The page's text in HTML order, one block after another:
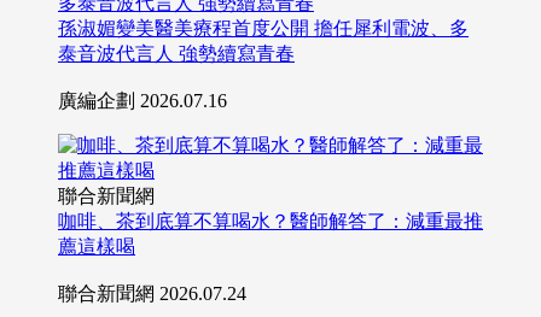
孫淑媚變美醫美療程首度公開 擔任犀利電波、多
泰音波代言人 強勢續寫青春
廣編企劃 2026.07.16
聯合新聞網
咖啡、茶到底算不算喝水？醫師解答了：減重最推
薦這樣喝
聯合新聞網 2026.07.24